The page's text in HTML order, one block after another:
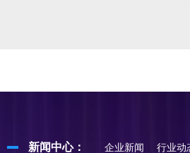
新闻中心： 企业新闻 行业动